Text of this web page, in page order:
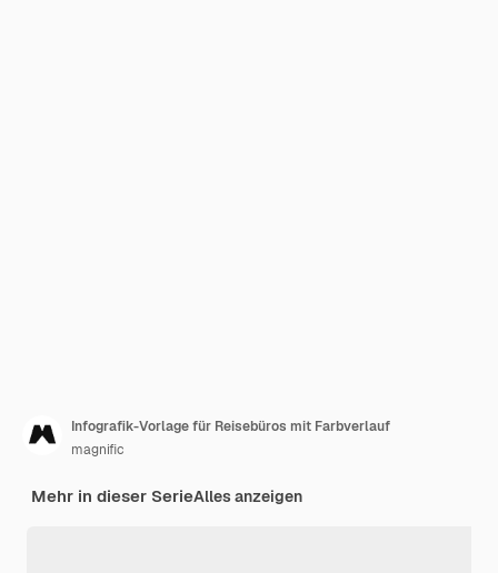
Infografik-Vorlage für Reisebüros mit Farbverlauf
magnific
Mehr in dieser SerieAlles anzeigen